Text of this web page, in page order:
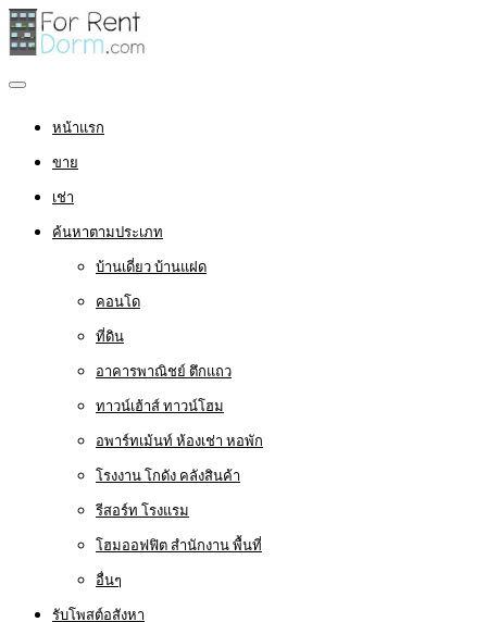
หน้าแรก
ขาย
เช่า
ค้นหาตามประเภท
บ้านเดี่ยว บ้านแฝด
คอนโด
ที่ดิน
อาคารพาณิชย์ ตึกแถว
ทาวน์เฮ้าส์ ทาวน์โฮม
อพาร์ทเม้นท์ ห้องเช่า หอพัก
โรงงาน โกดัง คลังสินค้า
รีสอร์ท โรงแรม
โฮมออฟฟิต สำนักงาน พื้นที่
อื่นๆ
รับโพสต์อสังหา